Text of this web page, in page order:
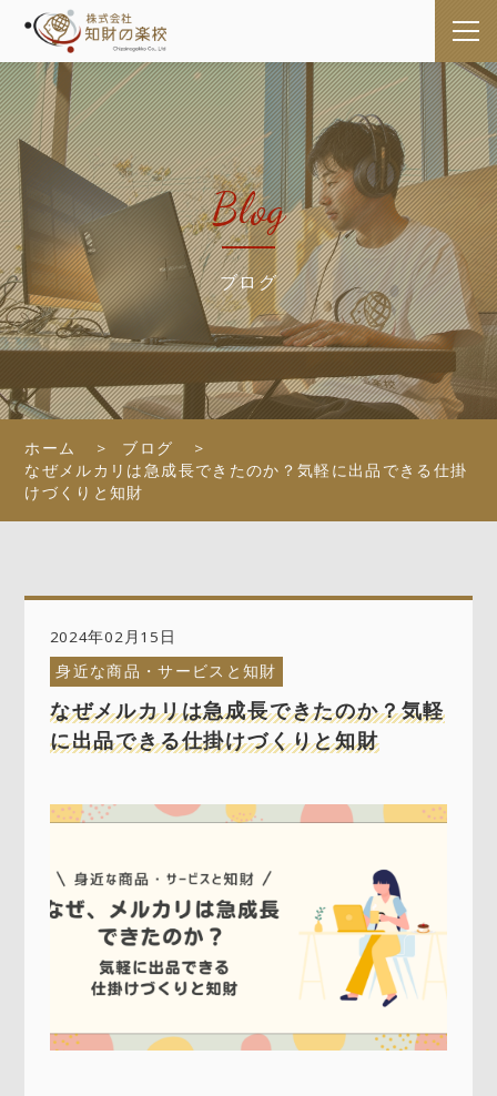
Blog
ブログ
ホーム
ブログ
なぜメルカリは急成長できたのか？気軽に出品できる仕掛
けづくりと知財
2024年02月15日
身近な商品・サービスと知財
なぜメルカリは急成長できたのか？気軽
に出品できる仕掛けづくりと知財